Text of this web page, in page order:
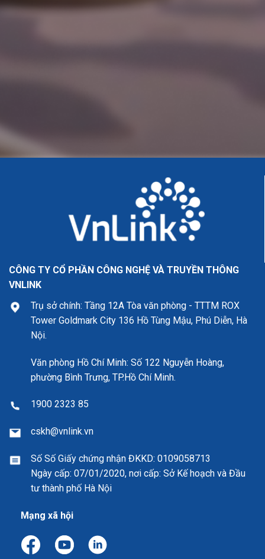
CÔNG TY CỔ PHẦN CÔNG NGHỆ VÀ TRUYỀN THÔNG
VNLINK
Trụ sở chính: Tầng 12A Tòa văn phòng - TTTM ROX
Tower Goldmark City 136 Hồ Tùng Mậu, Phú Diễn, Hà
Nội.
Văn phòng Hồ Chí Minh: Số 122 Nguyễn Hoàng,
phường Bình Trưng, TP.Hồ Chí Minh.
1900 2323 85
cskh@vnlink.vn
Số Số Giấy chứng nhận ĐKKD: 0109058713
Ngày cấp: 07/01/2020, nơi cấp: Sở Kế hoạch và Đầu
tư thành phố Hà Nội
Mạng xã hội